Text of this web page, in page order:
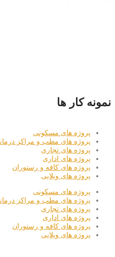
نمونه کار ها
پروژه های مسکونی
پروژه های مطب و مراکز
پروژه های تجاری
پروژه های اداری
پروژه های کافه و رستوران
پروژه های ویلایی
پروژه های مسکونی
پروژه های مطب و مراکز
پروژه های تجاری
پروژه های اداری
پروژه های کافه و رستوران
پروژه های ویلایی